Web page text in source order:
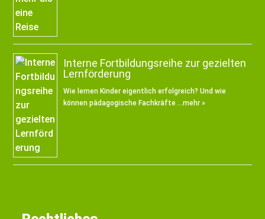
Interne Fortbildungsreihe zur gezielten
Lernförderung
Wie lernen Kinder eigentlich erfolgreich? Und wie
können pädagogische Fachkräfte …mehr »